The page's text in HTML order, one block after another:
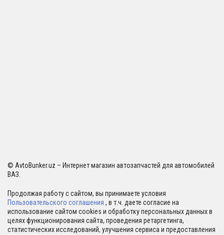
© AvtoBunker.uz – Интернет магазин автозапчастей для автомобилей
ВАЗ.
Продолжая работу с сайтом, вы принимаете условия
Пользовательского соглашения , в т.ч. даете согласие на
использование сайтом cookies и обработку персональных данных в
целях функционирования сайта, проведения ретаргетинга,
статистических исследований, улучшения сервиса и предоставления